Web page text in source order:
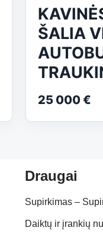
ŠALIA
25 000 €
Draugai
Supirkimas –
Daiktų ir įrankių